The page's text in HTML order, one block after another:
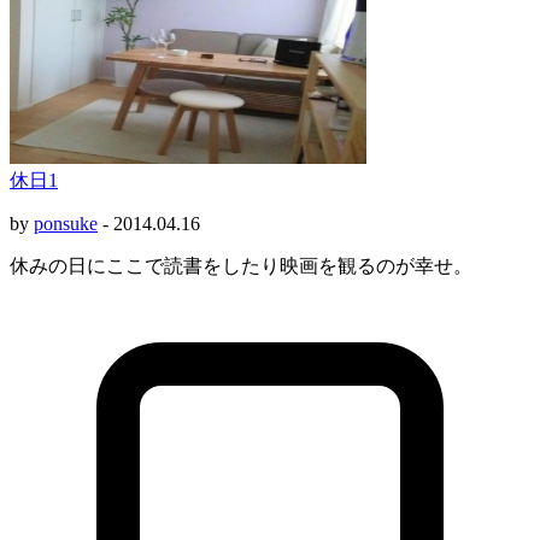
休日1
by ponsuke - 2014.04.16
休みの日にここで読書をしたり映画を観るのが幸せ。